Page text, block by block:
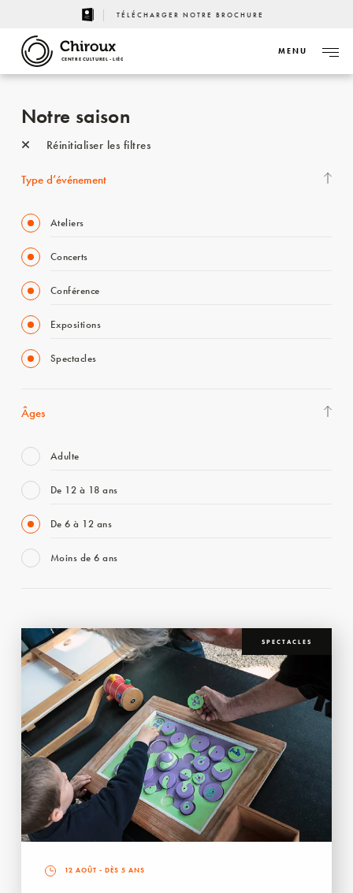
TÉLÉCHARGER NOTRE BROCHURE
CENTRE CULTUREL - LIÈGE
MENU
Notre saison
Réinitialiser les filtres
Type d’événement
Ateliers
Concerts
Conférence
Expositions
Spectacles
Âges
Adulte
De 12 à 18 ans
De 6 à 12 ans
Moins de 6 ans
SPECTACLES
12 AOÛT - DÈS 5 ANS